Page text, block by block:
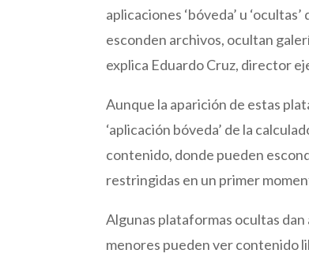
aplicaciones ‘bóveda’ u
esconden archivos, ocultan
explica Eduardo Cruz, director
Aunque la aparición de estas
‘aplicación bóveda’ de la
contenido, donde pueden
restringidas en un primer
Algunas plataformas ocultas
menores pueden ver contenido